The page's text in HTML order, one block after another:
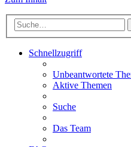
Schnellzugriff
Unbeantwortete
Aktive Themen
Suche
Das Team